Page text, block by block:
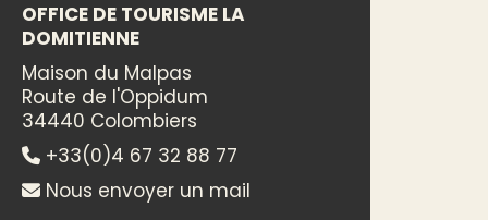
OFFICE DE TOURISME LA
DOMITIENNE
Maison du Malpas
Route de l'Oppidum
34440 Colombiers
+33(0)4 67 32 88 77
Nous envoyer un mail